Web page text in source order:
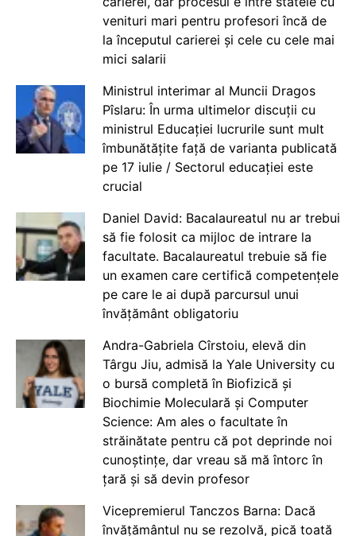
venituri mari pentru profesori încă de
la începutul carierei și cele cu cele mai
mici salarii
Ministrul interimar al Muncii Dragos
Pîslaru: În urma ultimelor discuții cu
ministrul Educației lucrurile sunt mult
îmbunătățite față de varianta publicată
pe 17 iulie / Sectorul educației este
crucial
Daniel David: Bacalaureatul nu ar trebui
să fie folosit ca mijloc de intrare la
facultate. Bacalaureatul trebuie să fie
un examen care certifică competențele
pe care le ai după parcursul unui
învățământ obligatoriu
Andra-Gabriela Cîrstoiu, elevă din
Târgu Jiu, admisă la Yale University cu
o bursă completă în Biofizică și
Biochimie Moleculară și Computer
Science: Am ales o facultate în
străinătate pentru că pot deprinde noi
cunoștințe, dar vreau să mă întorc în
țară și să devin profesor
Vicepremierul Tanczos Barna: Dacă
învățământul nu se rezolvă, pică toată